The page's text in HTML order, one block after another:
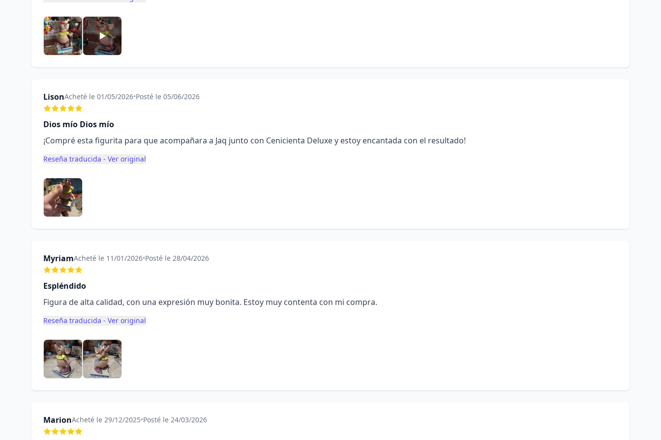
LisonAcheté le 01/05/2026•Posté le 05/06/2026
Dios mío Dios mío
¡Compré esta figurita para que acompañara a Jaq junto con Cenicienta Deluxe y estoy encantada con el resultado!
Reseña traducida - Ver original
MyriamAcheté le 11/01/2026•Posté le 28/04/2026
Espléndido
Figura de alta calidad, con una expresión muy bonita. Estoy muy contenta con mi compra.
Reseña traducida - Ver original
MarionAcheté le 29/12/2025•Posté le 24/03/2026